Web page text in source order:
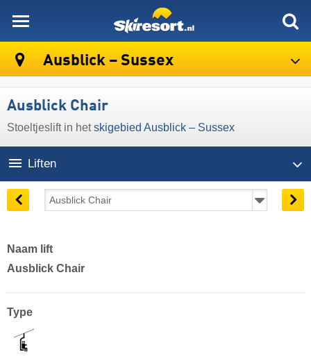
Ausblick – Sussex
Ausblick Chair
Stoeltjeslift in hetskigebied Ausblick – Sussex
Liften
Naam lift
Ausblick Chair
Type